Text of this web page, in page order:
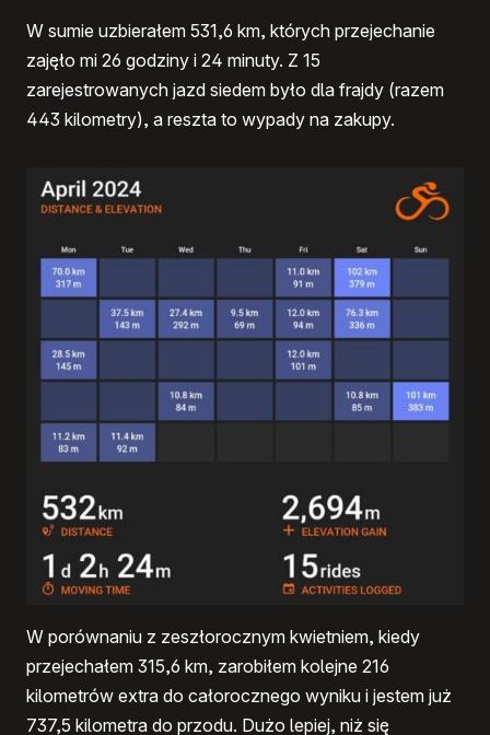
W sumie uzbierałem 531,6 km, których przejechanie
zajęło mi 26 godziny i 24 minuty. Z 15
zarejestrowanych jazd siedem było dla frajdy (razem
443 kilometry), a reszta to wypady na zakupy.
W porównaniu z zeszłorocznym kwietniem, kiedy
przejechałem 315,6 km, zarobiłem kolejne 216
kilometrów extra do całorocznego wyniku i jestem już
737,5 kilometra do przodu. Dużo lepiej, niż się